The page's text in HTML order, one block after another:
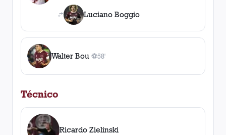
Luciano Boggio
Walter Bou ⚽
1gol
58'
Técnico
Ricardo Zielinski